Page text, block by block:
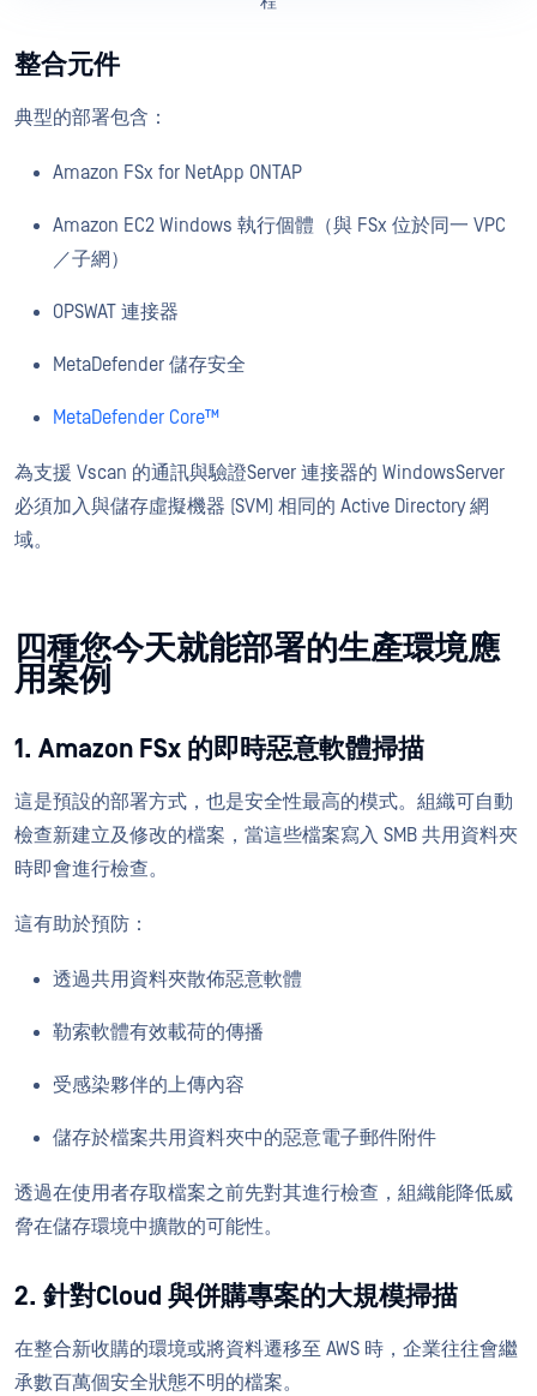
整合元件
典型的部署包含：
Amazon FSx for NetApp ONTAP
Amazon EC2 Windows 執行個體（與 FSx 位於同一 VPC
／子網）
OPSWAT 連接器
MetaDefender 儲存安全
MetaDefender Core™
為支援 Vscan 的通訊與驗證Server 連接器的 WindowsServer
必須加入與儲存虛擬機器 (SVM) 相同的 Active Directory 網
域。
四種您今天就能部署的生產環境應
用案例
1. Amazon FSx 的即時惡意軟體掃描
這是預設的部署方式，也是安全性最高的模式。組織可自動
檢查新建立及修改的檔案，當這些檔案寫入 SMB 共用資料夾
時即會進行檢查。
這有助於預防：
透過共用資料夾散佈惡意軟體
勒索軟體有效載荷的傳播
受感染夥伴的上傳內容
儲存於檔案共用資料夾中的惡意電子郵件附件
透過在使用者存取檔案之前先對其進行檢查，組織能降低威
脅在儲存環境中擴散的可能性。
2. 針對Cloud 與併購專案的大規模掃描
在整合新收購的環境或將資料遷移至 AWS 時，企業往往會繼
承數百萬個安全狀態不明的檔案。